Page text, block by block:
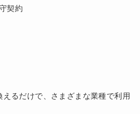
契約
るだけで、さまざまな業種で利用